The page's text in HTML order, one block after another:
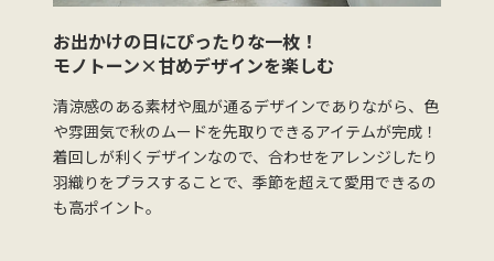
お出かけの日にぴったりな一枚！
モノトーン×甘めデザインを楽しむ
清涼感のある素材や風が通るデザインでありながら、色
や雰囲気で秋のムードを先取りできるアイテムが完成！
着回しが利くデザインなので、合わせをアレンジしたり
羽織りをプラスすることで、季節を超えて愛用できるの
も高ポイント。